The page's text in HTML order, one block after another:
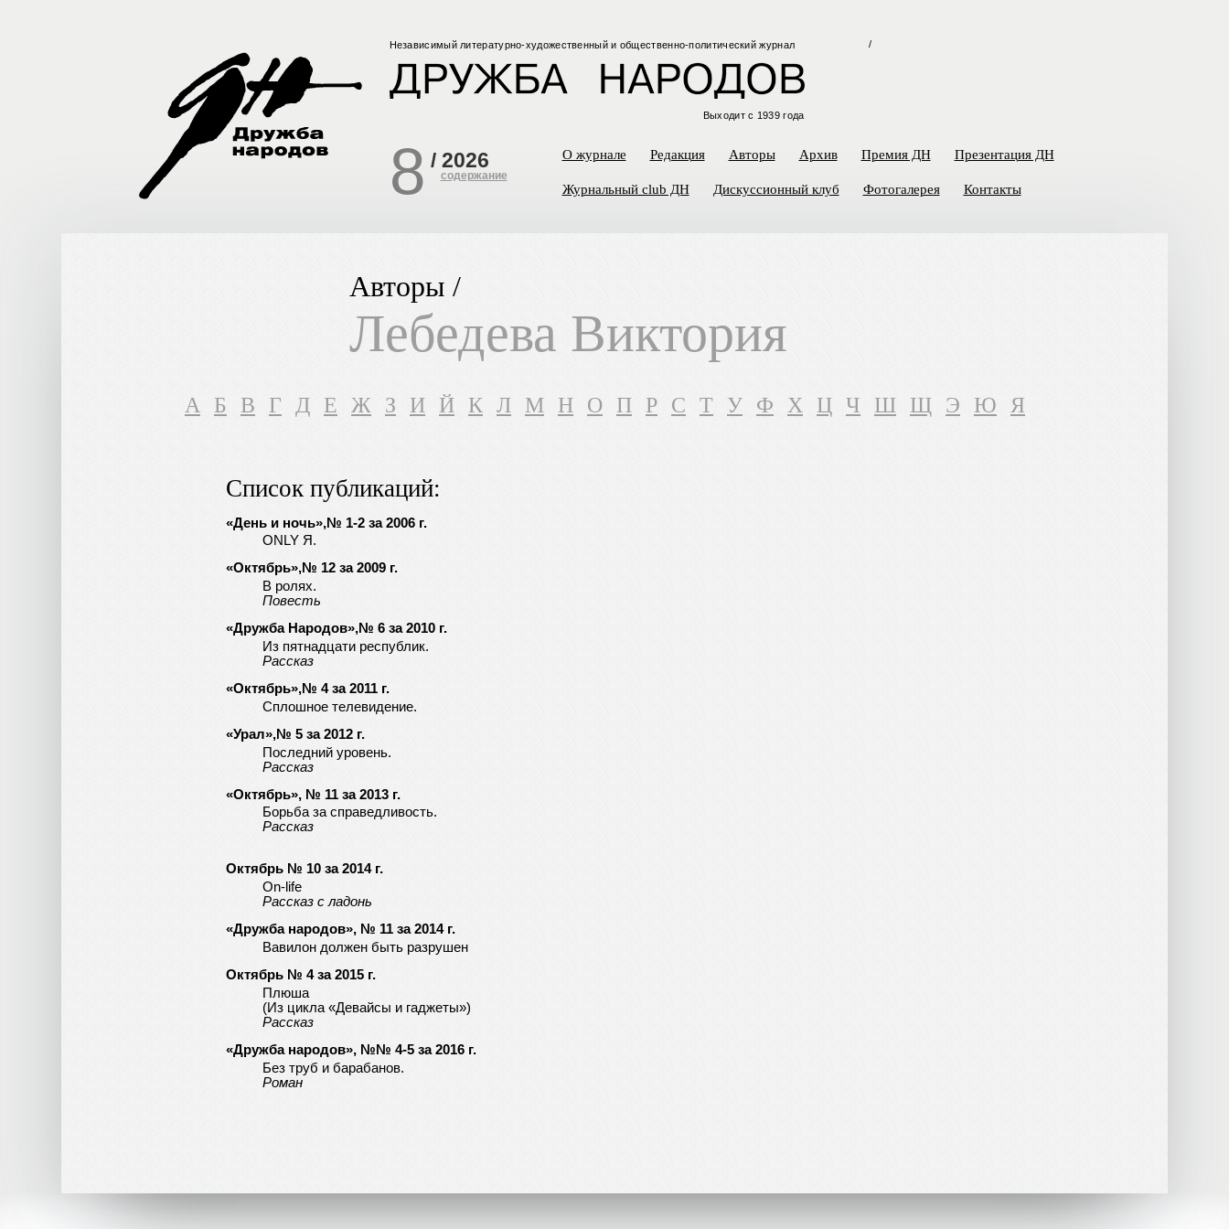
Независимый литературно-художественный и общественно-политический журнал
Выходит с 1939 года
/
8 / 2026
содержание
О журнале Редакция Авторы Архив Премия ДН Презентация ДН
Журнальный club ДН Дискуссионный клуб Фотогалерея Контакты
Авторы /
Лебедева Виктория
A Б В Г Д Е Ж З И Й К Л М Н О П Р С Т У Ф Х Ц Ч Ш Щ Э Ю Я
Список публикаций:
«День и ночь»,№ 1-2 за 2006 г.
ONLY Я.
«Октябрь»,№ 12 за 2009 г.
В ролях.
Повесть
«Дружба Народов»,№ 6 за 2010 г.
Из пятнадцати республик.
Рассказ
«Октябрь»,№ 4 за 2011 г.
Сплошное телевидение.
«Урал»,№ 5 за 2012 г.
Последний уровень.
Рассказ
«Октябрь», № 11 за 2013 г.
Борьба за справедливость.
Рассказ
Октябрь № 10 за 2014 г.
On-life
Рассказ с ладонь
«Дружба народов», № 11 за 2014 г.
Вавилон должен быть разрушен
Октябрь № 4 за 2015 г.
Плюша
(Из цикла «Девайсы и гаджеты»)
Рассказ
«Дружба народов», №№ 4-5 за 2016 г.
Без труб и барабанов.
Роман